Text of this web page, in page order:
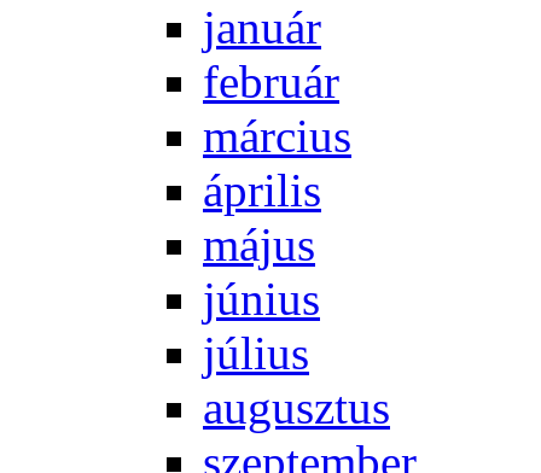
ja­nu­ár
feb­ru­ár
már­ci­us
áp­ri­lis
má­jus
jú­ni­us
jú­li­us
au­gusz­tus
szep­tem­ber